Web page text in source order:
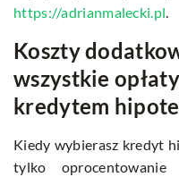
https://adrianmalecki.pl.
Koszty
wszystkie
kredytem
Kiedy wybierasz kredyt
tylko